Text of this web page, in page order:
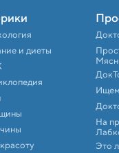
и диеты
На
Это